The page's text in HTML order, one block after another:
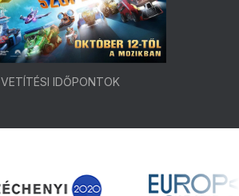
VETÍTÉSI IDŐPONTOK